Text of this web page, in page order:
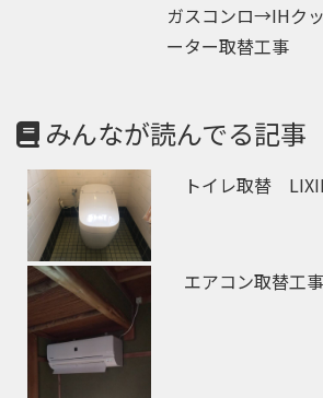
ガスコンロ→IHク
ーター取替工事
みんなが読んでる記事
トイレ取替
エアコン取替工事